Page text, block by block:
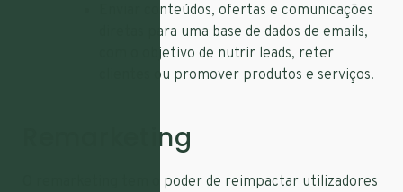
Enviar conteúdos, ofertas e comunicações
diretas para uma base de dados de emails,
com o objetivo de nutrir leads, reter
clientes ou promover produtos e serviços.
Remarketing
O remarketing tem o poder de reimpactar utilizadores